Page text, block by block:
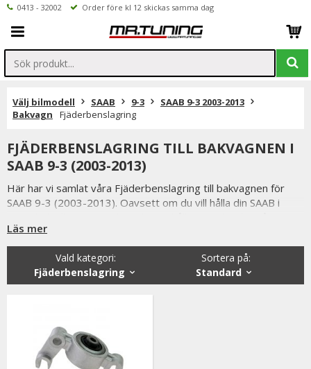
0413 - 32002 Order före kl 12 skickas samma dag
Välj bilmodell SAAB 9-3
SAAB 9-3 2003-2013
Bakvagn
Fjäderbenslagring
FJÄDERBENSLAGRING TILL BAKVAGNEN I
SAAB 9-3 (2003-2013)
Här har vi samlat våra Fjäderbenslagring till bakvagnen för
SAAB 9-3 (2003-2013). Oavsett om du vill hålla din SAAB i
sortiment ett stort urval av bakvagnsprodukter.
Läs mer
Sortera på:
Standard
Vald kategori:
Fjäderbenslagring